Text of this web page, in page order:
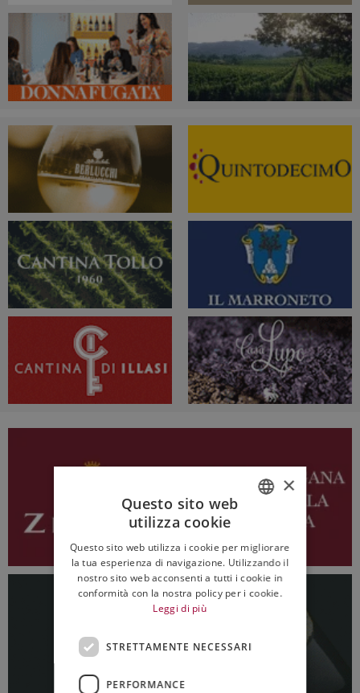
ENGLISH
×
Questo sito web
utilizza cookie
Questo sito web utilizza i cookie per migliorare
la tua esperienza di navigazione. Utilizzando il
nostro sito web acconsenti a tutti i cookie in
conformità con la nostra policy per i cookie.
Leggi di più
STRETTAMENTE NECESSARI
PERFORMANCE